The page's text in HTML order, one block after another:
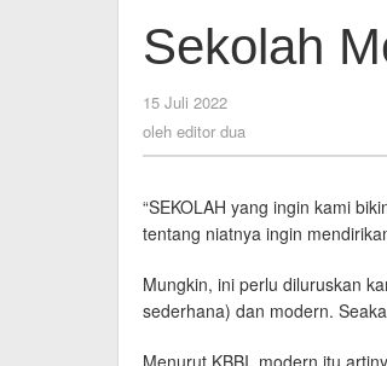
Sekolah
15 Juli 2022
dua
oleh editor dua
“SEKOLAH yang ingin kami
tentang niatnya ingin
Mungkin, ini perlu diluruskan
sederhana) dan modern.
Menurut KBBI, modern itu